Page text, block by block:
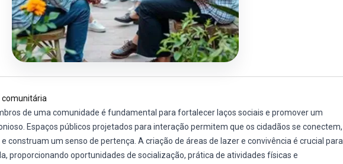
comunitária
de uma comunidade é fundamental para fortalecer laços sociais e promover um
Espaços públicos projetados para interação permitem que os cidadãos se conectem,
construam um senso de pertença. A criação de áreas de lazer e convivência é crucial para
proporcionando oportunidades de socialização, prática de atividades físicas e